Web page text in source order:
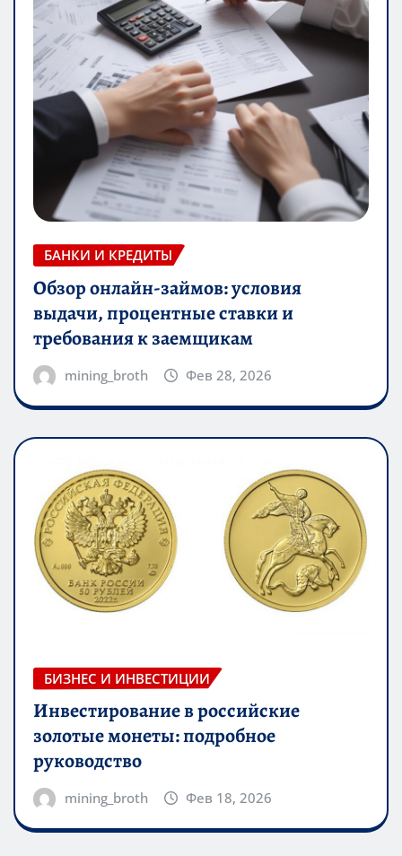
БАНКИ И КРЕДИТЫ
Обзор онлайн-займов: условия
выдачи, процентные ставки и
требования к заемщикам
mining_broth Фев 28, 2026
БИЗНЕС И ИНВЕСТИЦИИ
Инвестирование в российские
золотые монеты: подробное
руководство
mining_broth Фев 18, 2026